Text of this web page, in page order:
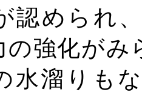
認められ
の強化が
水溜りも